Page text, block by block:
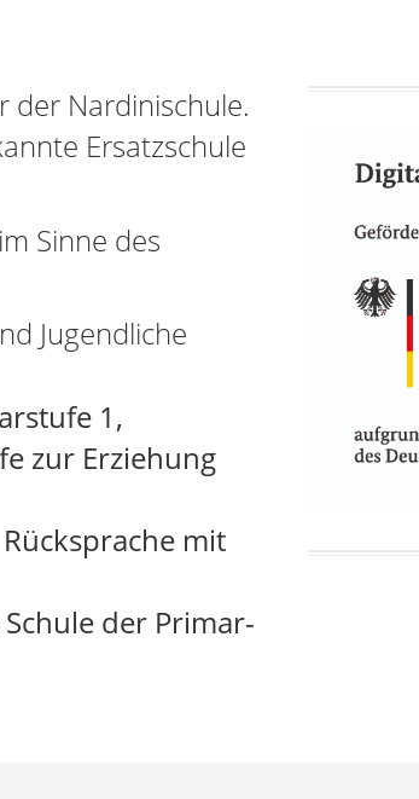
der Nardinischule.
Ersatzschule
Sinne des
Jugendliche
1,
zur Erziehung
mit
der Primar-